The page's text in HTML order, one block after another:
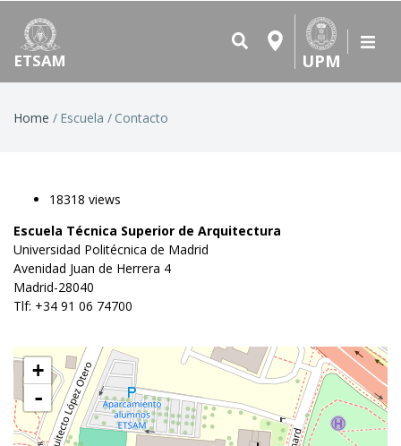
ETSAM UPM
Breadcrumb
Home Escuela Contacto
18318 views
Escuela Técnica Superior de Arquitectura
Universidad Politécnica de Madrid
Avenidad Juan de Herrera 4
Madrid-28040
Tlf: +34 91 06 74700
+
-